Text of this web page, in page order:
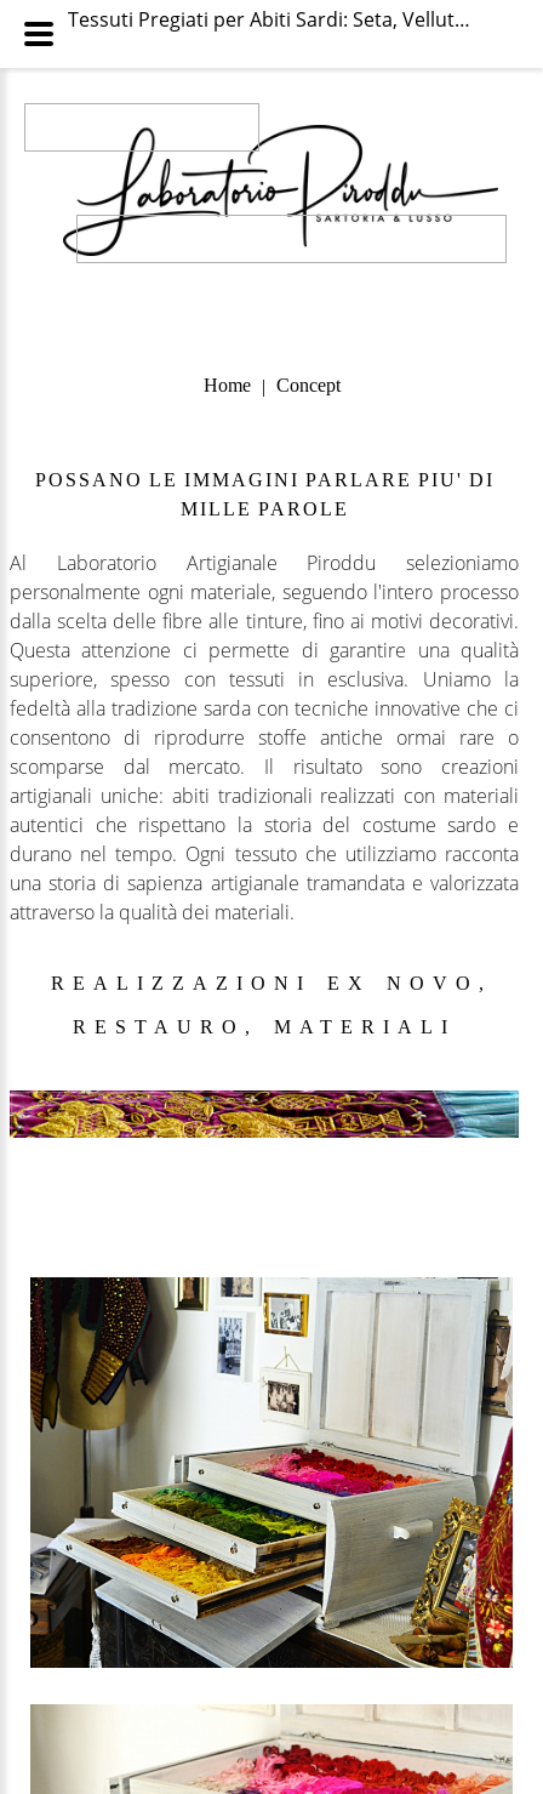
Home | Concept
POSSANO LE IMMAGINI PARLARE PIU' DI
MILLE PAROLE
Al Laboratorio Artigianale Piroddu selezioniamo
personalmente ogni materiale, seguendo l'intero processo
dalla scelta delle fibre alle tinture, fino ai motivi decorativi.
Questa attenzione ci permette di garantire una qualità
superiore, spesso con tessuti in esclusiva. Uniamo la
fedeltà alla tradizione sarda con tecniche innovative che ci
consentono di riprodurre stoffe antiche ormai rare o
scomparse dal mercato. Il risultato sono creazioni
artigianali uniche: abiti tradizionali realizzati con materiali
autentici che rispettano la storia del costume sardo e
durano nel tempo. Ogni tessuto che utilizziamo racconta
una storia di sapienza artigianale tramandata e valorizzata
attraverso la qualità dei materiali.
REALIZZAZIONI EX NOVO,
RESTAURO, MATERIALI
Tessuti Pregiati per Abiti Sardi: Seta, Velluto, Broccato - Category: Materiali originali e di qualità